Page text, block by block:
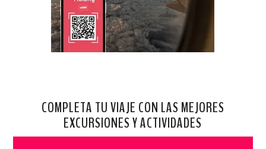
COMPLETA TU VIAJE CON LAS MEJORES
EXCURSIONES Y ACTIVIDADES